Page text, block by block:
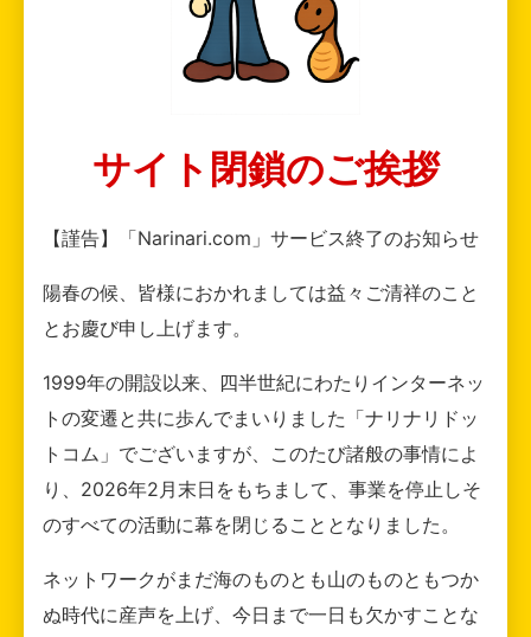
サイト閉鎖のご挨拶
【謹告】「Narinari.com」サービス終了のお知らせ
陽春の候、皆様におかれましては益々ご清祥のこと
とお慶び申し上げます。
1999年の開設以来、四半世紀にわたりインターネッ
トの変遷と共に歩んでまいりました「ナリナリドッ
トコム」でございますが、このたび諸般の事情によ
り、2026年2月末日をもちまして、事業を停止しそ
のすべての活動に幕を閉じることとなりました。
ネットワークがまだ海のものとも山のものともつか
ぬ時代に産声を上げ、今日まで一日も欠かすことな